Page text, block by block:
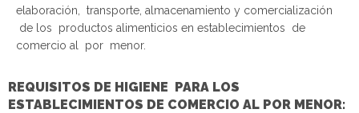
elaboración, transporte, almacenamiento y comercialización
de los productos alimenticios en establecimientos de
comercio al por menor.
REQUISITOS DE HIGIENE PARA LOS
ESTABLECIMIENTOS DE COMERCIO AL POR MENOR: